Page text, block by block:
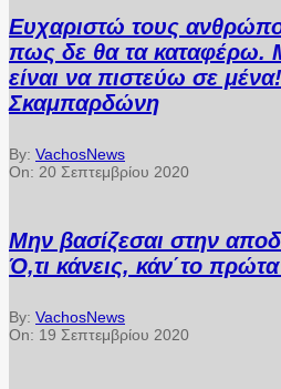
Ευχαριστώ τους
πως δε θα τα καταφέρω.
είναι να πιστεύω σε
Σκαμπαρδώνη
By: VachosNews
On: 20 Σεπτεμβρίου 2020
Μην βασίζεσαι στην
Ό,τι κάνεις, κάν΄το
By: VachosNews
On: 19 Σεπτεμβρίου 2020